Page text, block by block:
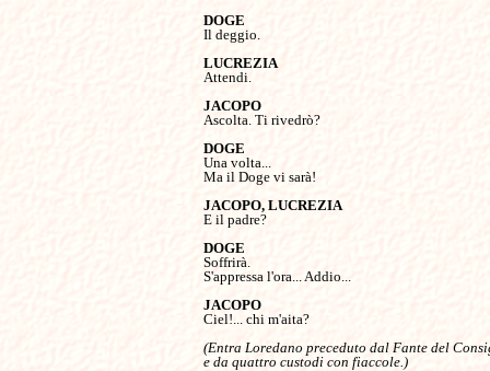
Il deggio.
LUCREZIA
Attendi.
JACOPO
Ascolta. Ti rivedrò?
Una volta...
Ma il Doge vi sarà!
JACOPO, LUCREZIA
E il padre?
Soffrirà.
S'appressa l'ora... Addio...
JACOPO
Ciel!... chi m'aita?
(Entra Loredano preceduto dal Fante del
e da quattro custodi con fiaccole.)